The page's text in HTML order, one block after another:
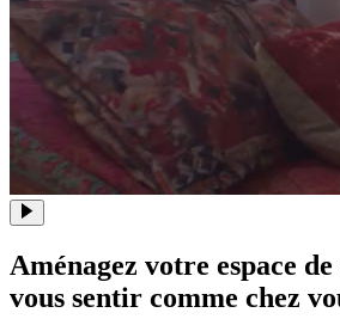
Aménagez votre espace
vous sentir comme chez